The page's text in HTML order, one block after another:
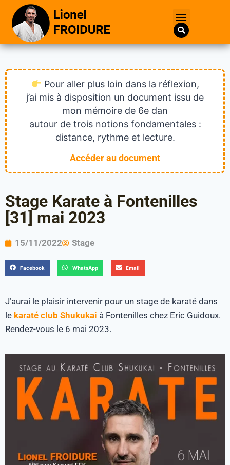
Pour aller plus loin dans la réflexion,
j’ai mis à disposition un document issu de
mon mémoire de 6e dan
autour de trois notions fondamentales :
distance, rythme et lecture.
Accéder au document
Stage Karate à Fontenilles
[31] mai 2023
15/11/2022 Stage
Facebook WhatsApp Email
J’aurai le plaisir intervenir pour un stage de karaté dans
le karaté club Shukukai à Fontenilles chez Eric Guidoux.
Rendez-vous le 6 mai 2023.